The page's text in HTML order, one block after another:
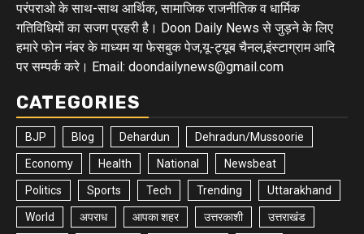
परंपराओ के साथ-साथ आर्थिक, सामाजिक राजनीतिक व धार्मिक
गतिविधियों का सजग प्रहरी है। Doon Daily News से जुड़ने के लिए
हमारे फोन नंबर के माध्यम या फेसबुक पेज,यू-ट्यूब चैनल,इंस्टाग्राम आदि
पर सम्पर्क करे। Email: doondailynews@gmail.com
CATEGORIES
BJP Blog Dehardun Dehradun/Mussoorie
Economy Health National Newsbeat
Politics Sports Tech Trending Uttarakhand
World अपराध आपका शहर उत्तरकाशी उत्तराखंड